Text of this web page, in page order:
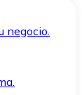
negocio.